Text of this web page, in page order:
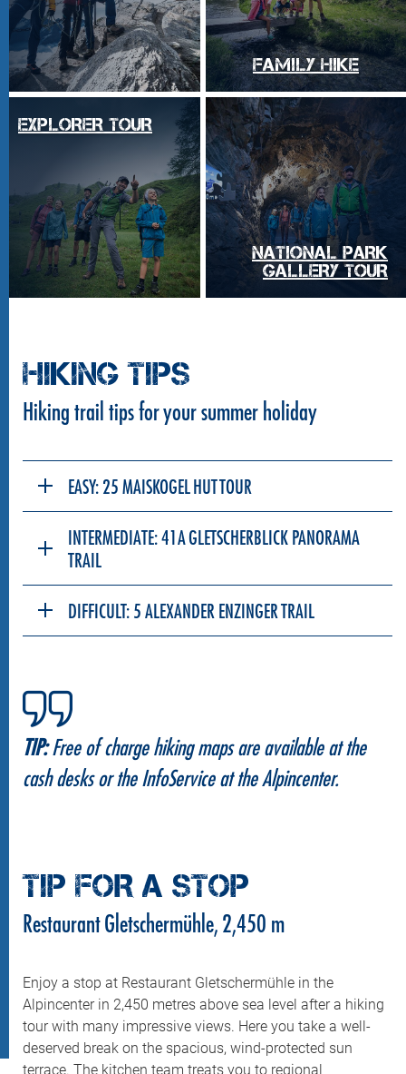
FAMILY HIKE
EXPLORER TOUR
NATIONAL PARK
GALLERY TOUR
HIKING TIPS
Hiking trail tips for your summer holiday
EASY: 25 MAISKOGEL HUT TOUR
INTERMEDIATE: 41A GLETSCHERBLICK PANORAMA
TRAIL
DIFFICULT: 5 ALEXANDER ENZINGER TRAIL
TIP:Free of charge hiking maps are available at the
cash desks or the InfoService at the Alpincenter.
TIP FOR A STOP
Restaurant Gletschermühle, 2,450 m
Enjoy a stop at Restaurant Gletschermühle in the
Alpincenter in 2,450 metres above sea level after a hiking
tour with many impressive views. Here you take a well-
deserved break on the spacious, wind-protected sun
terrace. The kitchen team treats you to regional